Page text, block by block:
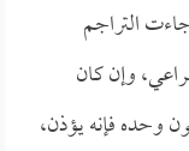
التراجم
وإن كان
وحده فإنه يؤذن،